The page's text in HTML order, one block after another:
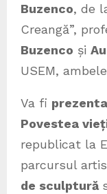
Buzenco, de
Creangă”,
Buzenco și
USEM,
Va fi
Povestea
republicat la
parcursul
de sculptură